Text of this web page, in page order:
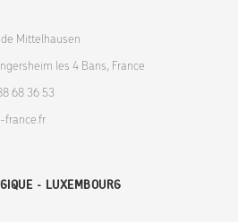
Mittelhausen
les 4 Bans, France
68 36 53
france.fr
- LUXEMBOURG